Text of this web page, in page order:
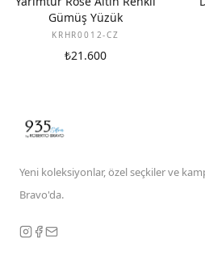
Gümüş Yüzük
KRHR0012-CZ
₺21.600
Yeni koleksiyonlar, özel seçkiler ve
Bravo'da.